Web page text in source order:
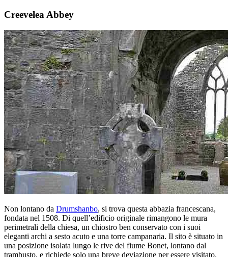
Creevelea Abbey
Non lontano da Drumshanbo, si trova questa abbazia francescana,
fondata nel 1508. Di quell’edificio originale rimangono le mura
perimetrali della chiesa, un chiostro ben conservato con i suoi
eleganti archi a sesto acuto e una torre campanaria. Il sito è situato in
una posizione isolata lungo le rive del fiume Bonet, lontano dal
trambusto, e richiede solo una breve deviazione per essere visitato.